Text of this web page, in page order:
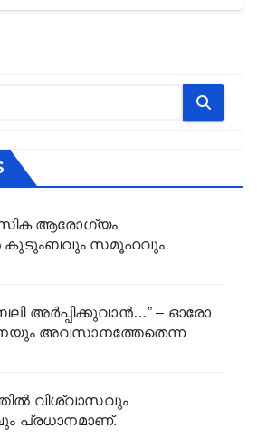
ആരോഗ്യം
കുടുംബവും സമൂഹവും
അർപ്പിക്കുവാൻ…” – ഓരോ
അവസാനത്തേതെന്ന
വിശ്വാസവും
പ്രധാനമാണ്.